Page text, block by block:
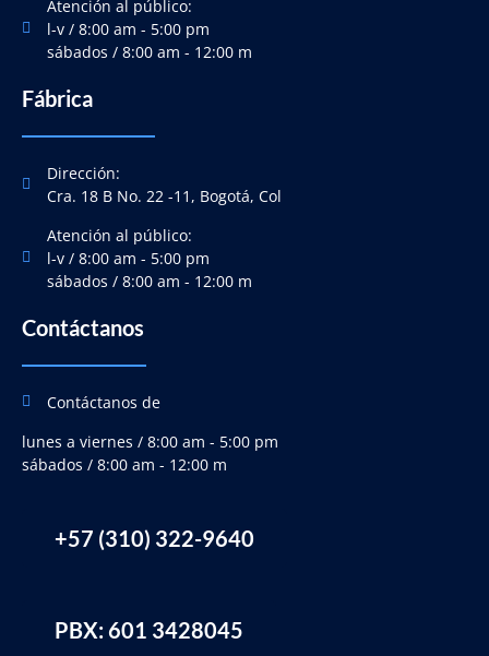
Atención al público:
l-v / 8:00 am - 5:00 pm
sábados / 8:00 am - 12:00 m
Fábrica
Dirección:
Cra. 18 B No. 22 -11, Bogotá, Col
Atención al público:
l-v / 8:00 am - 5:00 pm
sábados / 8:00 am - 12:00 m
Contáctanos
Contáctanos de
lunes a viernes / 8:00 am - 5:00 pm
sábados / 8:00 am - 12:00 m
+57 (310) 322-9640
PBX: 601 3428045